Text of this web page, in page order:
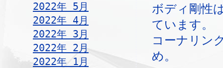
2022年 5月
2022年 4月
2022年 3月
2022年 2月
2022年 1月
ボディ剛性
ています。
コーナリン
め。